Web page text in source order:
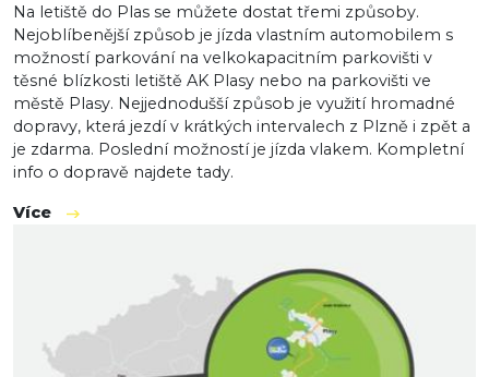
Na letiště do Plas se můžete dostat třemi způsoby.
Nejoblíbenější způsob je jízda vlastním automobilem s
možností parkování na velkokapacitním parkovišti v
těsné blízkosti letiště AK Plasy nebo na parkovišti ve
městě Plasy. Nejjednodušší způsob je využití hromadné
dopravy, která jezdí v krátkých intervalech z Plzně i zpět a
je zdarma. Poslední možností je jízda vlakem. Kompletní
info o dopravě najdete tady.
Více